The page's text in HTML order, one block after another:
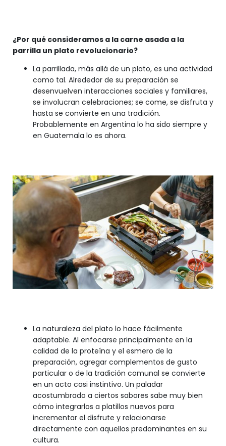
¿Por qué consideramos a la carne asada a la
parrilla un plato revolucionario?
La parrillada, más allá de un plato, es una actividad
como tal. Alrededor de su preparación se
desenvuelven interacciones sociales y familiares,
se involucran celebraciones; se come, se disfruta y
hasta se convierte en una tradición.
Probablemente en Argentina lo ha sido siempre y
en Guatemala lo es ahora.
La naturaleza del plato lo hace fácilmente
adaptable. Al enfocarse principalmente en la
calidad de la proteína y el esmero de la
preparación, agregar complementos de gusto
particular o de la tradición comunal se convierte
en un acto casi instintivo. Un paladar
acostumbrado a ciertos sabores sabe muy bien
cómo integrarlos a platillos nuevos para
incrementar el disfrute y relacionarse
directamente con aquellos predominantes en su
cultura.